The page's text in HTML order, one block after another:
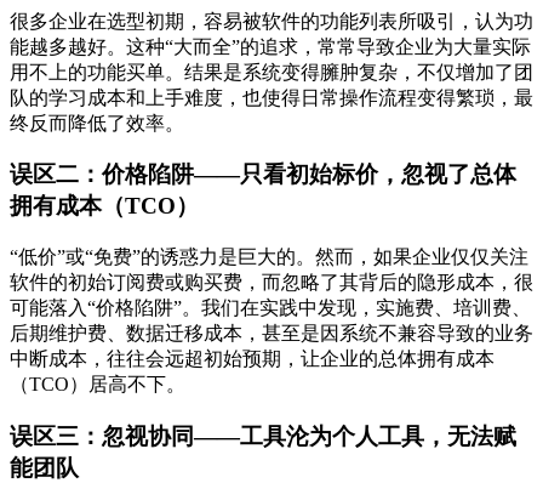
很多企业在选型初期，容易被软件的功能列表所吸引，认为功
能越多越好。这种“大而全”的追求，常常导致企业为大量实际
用不上的功能买单。结果是系统变得臃肿复杂，不仅增加了团
队的学习成本和上手难度，也使得日常操作流程变得繁琐，最
终反而降低了效率。
误区二：价格陷阱——只看初始标价，忽视了总体
拥有成本（TCO）
“低价”或“免费”的诱惑力是巨大的。然而，如果企业仅仅关注
软件的初始订阅费或购买费，而忽略了其背后的隐形成本，很
可能落入“价格陷阱”。我们在实践中发现，实施费、培训费、
后期维护费、数据迁移成本，甚至是因系统不兼容导致的业务
中断成本，往往会远超初始预期，让企业的总体拥有成本
（TCO）居高不下。
误区三：忽视协同——工具沦为个人工具，无法赋
能团队